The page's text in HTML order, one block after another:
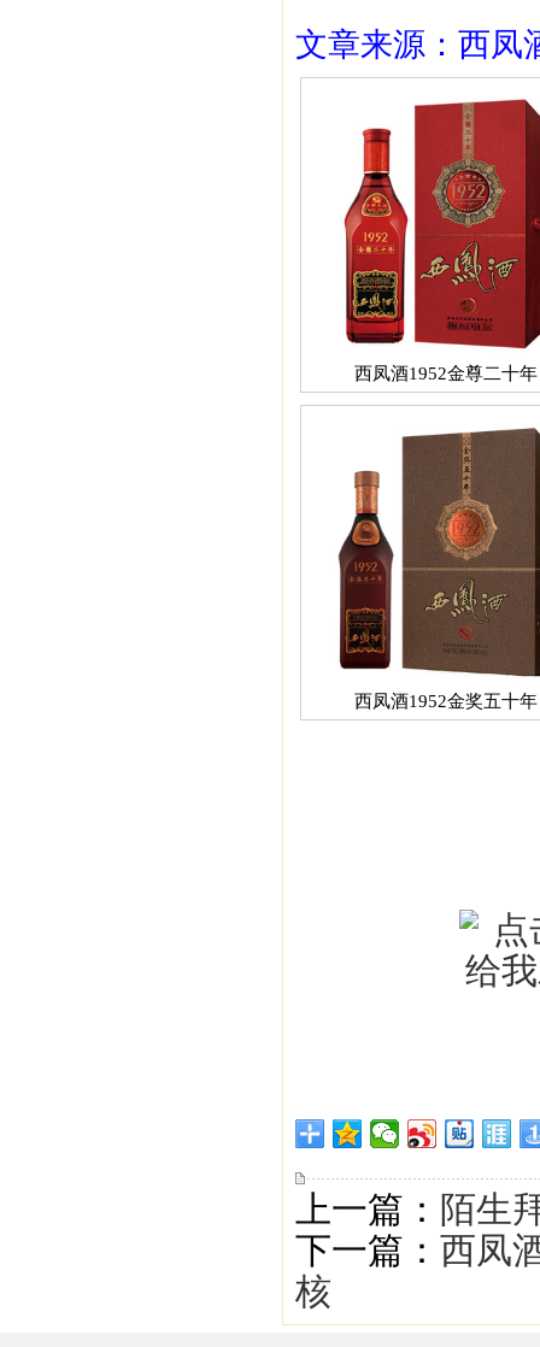
文章来源：西凤
西凤酒1952金尊二十年
西凤酒1952金奖五十年
上一篇： 陌生
下一篇： 西凤
核